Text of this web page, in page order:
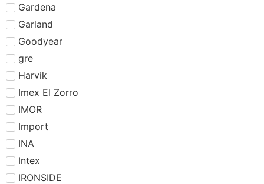
Gardena
Garland
Goodyear
gre
Harvik
Imex El Zorro
IMOR
Import
INA
Intex
IRONSIDE